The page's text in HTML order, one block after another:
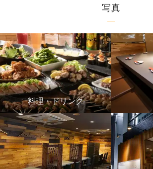
写真
料理・ドリンク